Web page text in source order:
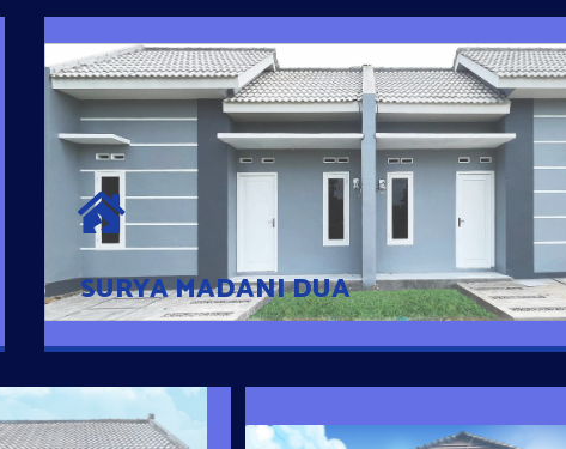
SURYA MADANI DUA
SURYA MADANI DUA
Satu-satunya Hunian nyaman dengan harga subsidi hanya 100
jutaan dengan lokasi strategis di Tuban